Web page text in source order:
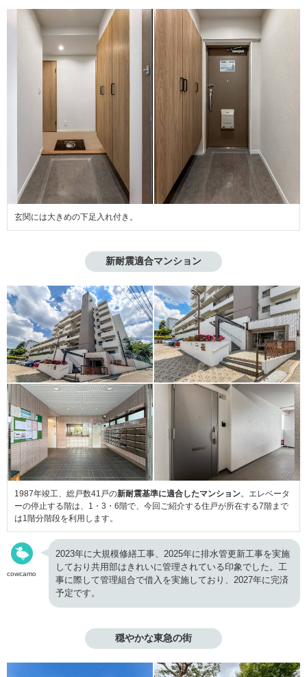
玄関には大きめの下足入れ付き。
新耐震適合マンション
1987年竣工、総戸数41戸の新耐震基準に適合したマンション。エレベータ
ーの停止する階は、1・3・6階で、今回ご紹介する住戸が所在する7階まで
は1階分階段を利用します。
cowcamo
2023年に大規模修繕工事、2025年に排水管更新工事を実施
しており共用部はきれいに管理されている印象でした。工
事に際して管理組合で借入を実施しており、2027年に完済
予定です。
穏やかな東急の街